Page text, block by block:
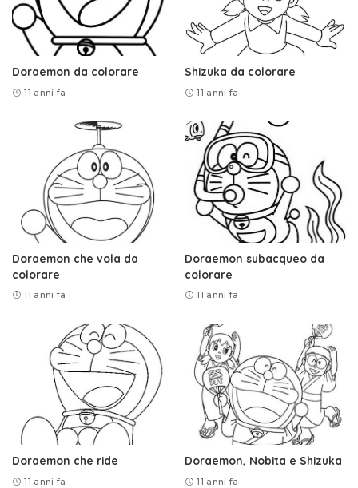
Doraemon da colorare
11 anni fa
Shizuka da colorare
11 anni fa
Doraemon che vola da
colorare
11 anni fa
Doraemon subacqueo da
colorare
11 anni fa
Doraemon che ride
11 anni fa
Doraemon, Nobita e Shizuka
11 anni fa